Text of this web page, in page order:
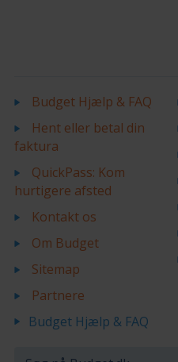
Budget Hjælp & FAQ
Hent eller betal din
faktura
QuickPass: Kom
hurtigere afsted
Kontakt os
Om Budget
Sitemap
Partnere
Budget Hjælp & FAQ